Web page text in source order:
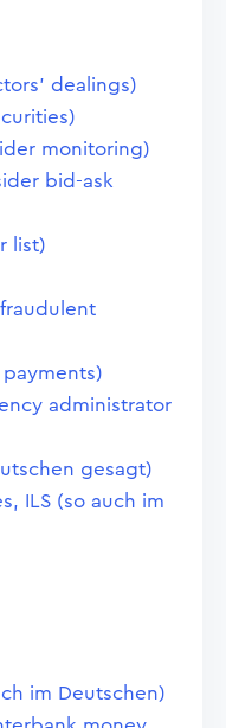
dealings)
monitoring)
bid-ask
list)
administrator
gesagt)
ILS (so auch im
im Deutschen)